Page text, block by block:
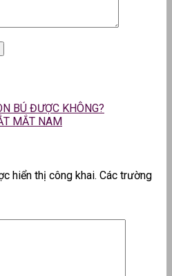
BÚ ĐƯỢC KHÔNG?
MẮT NAM
hiển thị công khai. Các trường